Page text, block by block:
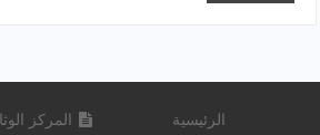
الرئيسية المركز